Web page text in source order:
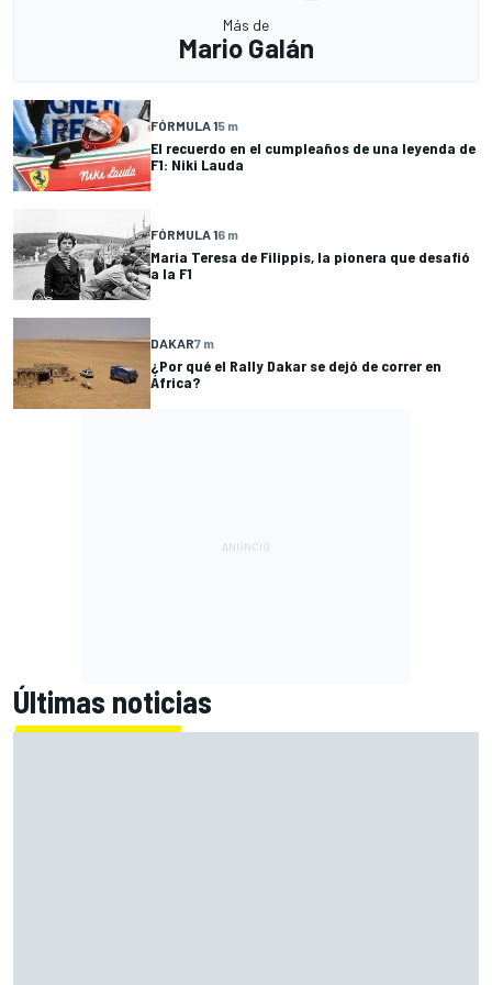
Más de
Mario Galán
FÓRMULA 15 m
El recuerdo en el cumpleaños de una leyenda de
F1: Niki Lauda
FÓRMULA 16 m
Maria Teresa de Filippis, la pionera que desafió
a la F1
DAKAR7 m
¿Por qué el Rally Dakar se dejó de correr en
África?
Últimas noticias